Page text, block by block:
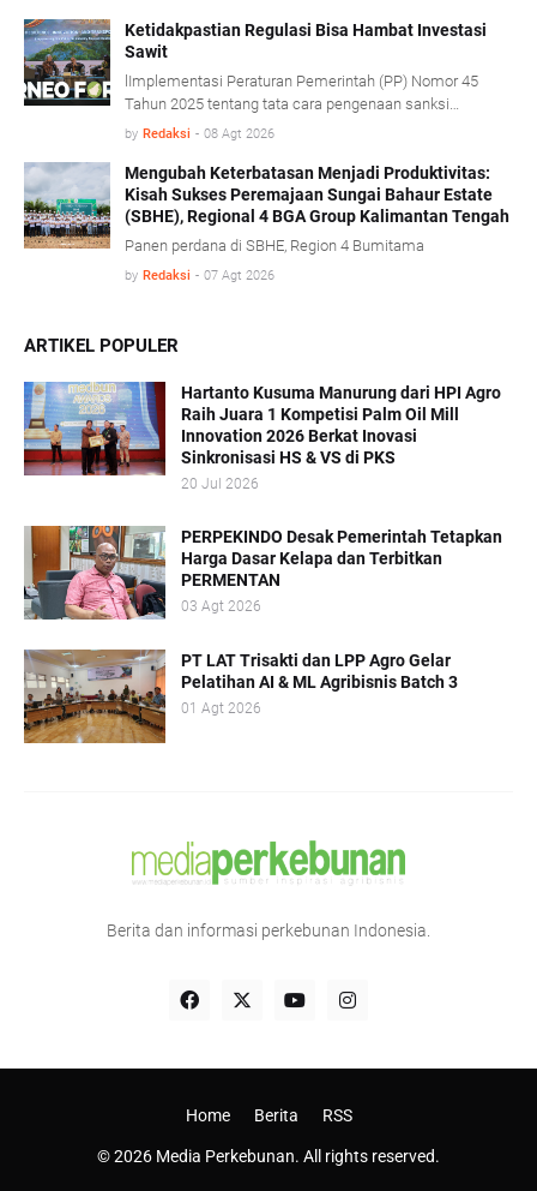
usaha industri kelapa sawit.
Ketidakpastian Regulasi Bisa Hambat Investasi
Sawit
lImplementasi Peraturan Pemerintah (PP) Nomor 45
Tahun 2025 tentang tata cara pengenaan sanksi
administratif di bidang kehutanan diharapkan mampu
iklim investasi.
by Redaksi - 08 Agt 2026
Mengubah Keterbatasan Menjadi Produktivitas:
Kisah Sukses Peremajaan Sungai Bahaur Estate
(SBHE), Regional 4 BGA Group Kalimantan Tengah
Panen perdana di SBHE, Region 4 Bumitama
by Redaksi - 07 Agt 2026
ARTIKEL POPULER
Hartanto Kusuma Manurung dari HPI Agro
Raih Juara 1 Kompetisi Palm Oil Mill
Innovation 2026 Berkat Inovasi
Sinkronisasi HS & VS di PKS
20 Jul 2026
PERPEKINDO Desak Pemerintah Tetapkan
Harga Dasar Kelapa dan Terbitkan
PERMENTAN
03 Agt 2026
PT LAT Trisakti dan LPP Agro Gelar
Pelatihan AI & ML Agribisnis Batch 3
01 Agt 2026
Berita dan informasi perkebunan Indonesia.
© 2026 Media Perkebunan. All rights reserved.
Home Berita RSS